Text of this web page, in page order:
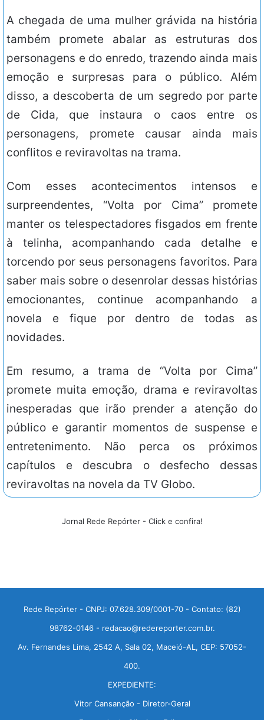
A chegada de uma mulher grávida na história
também promete abalar as estruturas dos
personagens e do enredo, trazendo ainda mais
emoção e surpresas para o público. Além
disso, a descoberta de um segredo por parte
de Cida, que instaura o caos entre os
personagens, promete causar ainda mais
conflitos e reviravoltas na trama.
Com esses acontecimentos intensos e
surpreendentes, “Volta por Cima” promete
manter os telespectadores fisgados em frente
à telinha, acompanhando cada detalhe e
torcendo por seus personagens favoritos. Para
saber mais sobre o desenrolar dessas histórias
emocionantes, continue acompanhando a
novela e fique por dentro de todas as
novidades.
Em resumo, a trama de “Volta por Cima”
promete muita emoção, drama e reviravoltas
inesperadas que irão prender a atenção do
público e garantir momentos de suspense e
entretenimento. Não perca os próximos
capítulos e descubra o desfecho dessas
reviravoltas na novela da TV Globo.
Jornal Rede Repórter - Click e confira!
Rede Repórter - CNPJ: 07.628.309/0001-70 - Contato: (82)
98762-0146 - redacao@redereporter.com.br.
Av. Fernandes Lima, 2542 A, Sala 02, Maceió-AL, CEP: 57052-
400.
EXPEDIENTE:
Vitor Cansanção - Diretor-Geral